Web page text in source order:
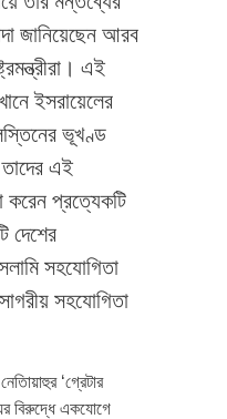
জানিয়েছেন আরব
এই
ইসরায়েলের
ভূখণ্ড
তাদের এই
করেন প্রত্যেকটি
দেশের
সহযোগিতা
সহযোগিতা
‘গ্রেটার
বিরুদ্ধে একযোগে